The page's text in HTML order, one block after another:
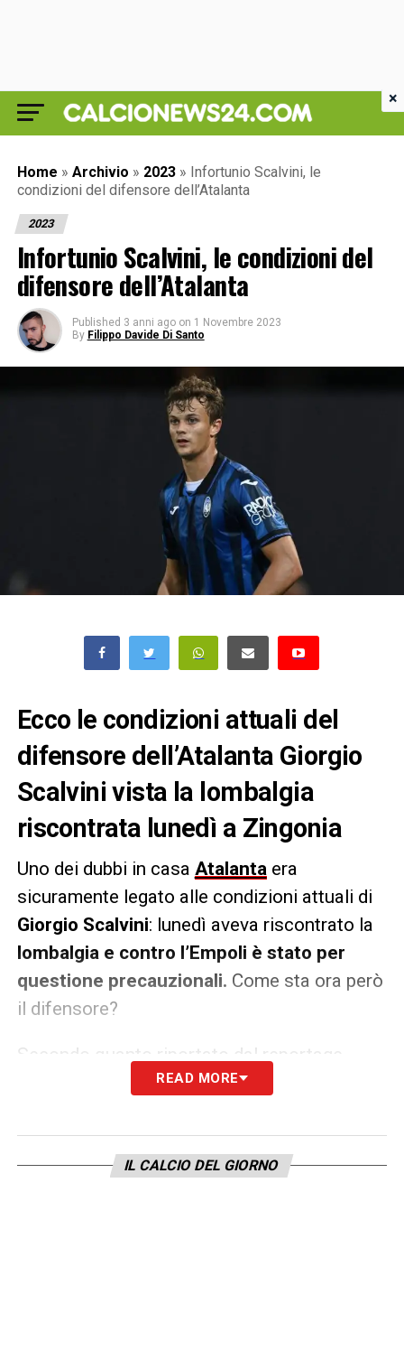
Home » Archivio » 2023 » Infortunio Scalvini, le
condizioni del difensore dell’Atalanta
2023
Infortunio Scalvini, le condizioni del
difensore dell’Atalanta
Published 3 anni ago on 1 Novembre 2023
By Filippo Davide Di Santo
Ecco le condizioni attuali del
difensore dell’Atalanta Giorgio
Scalvini vista la lombalgia
riscontrata lunedì a Zingonia
Uno dei dubbi in casa Atalantaera
sicuramente legato alle condizioni attuali di
Giorgio Scalvini: lunedì aveva riscontrato la
lombalgia e contro l’Empoli è stato per
questione precauzionali. Come sta ora però
il difensore?
Secondo quanto riportato dal reportage
odierno della squadra bergamasca, risulta
Zingonia svolgendo terapie.Le sue
condizioni verranno valutate gli ultimi due
READ MORE
IL CALCIO DEL GIORNO
×